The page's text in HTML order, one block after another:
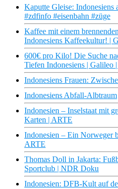
Kaputte Gleise: Indonesiens
#zdfinfo #eisenbahn #züge
Kaffee mit einem
Indonesiens Kaffeekultur! |
600€ pro Kilo! Die Suche
Tiefen Indonesiens | Galileo
Indonesiens Frauen:
Indonesiens Abfall-Albtraum
Indonesien – Inselstaat mit
Karten | ARTE
Indonesien – Ein Norweger
ARTE
Thomas Doll in Jakarta:
Sportclub | NDR Doku
Indonesien: DFB-Kult auf